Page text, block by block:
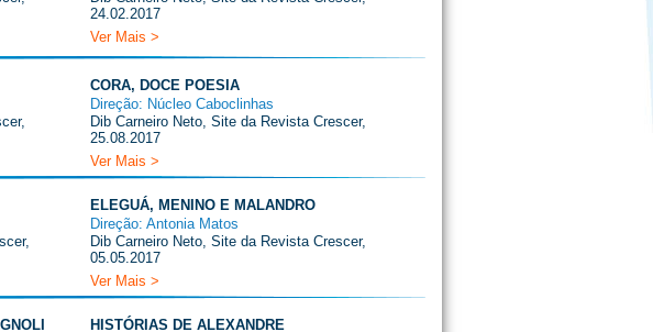
24.02.2017
Ver Mais >
CORA, DOCE POESIA
Direção: Núcleo Caboclinhas
Dib Carneiro Neto, Site da Revista Crescer,
25.08.2017
Ver Mais >
ELEGUÁ, MENINO E MALANDRO
Direção: Antonia Matos
Dib Carneiro Neto, Site da Revista Crescer,
05.05.2017
Ver Mais >
HISTÓRIAS DE ALEXANDRE